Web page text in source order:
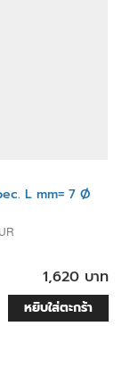
L mm= 7 Ø
1,620 บาท
หยิบใส่ตะกร้า